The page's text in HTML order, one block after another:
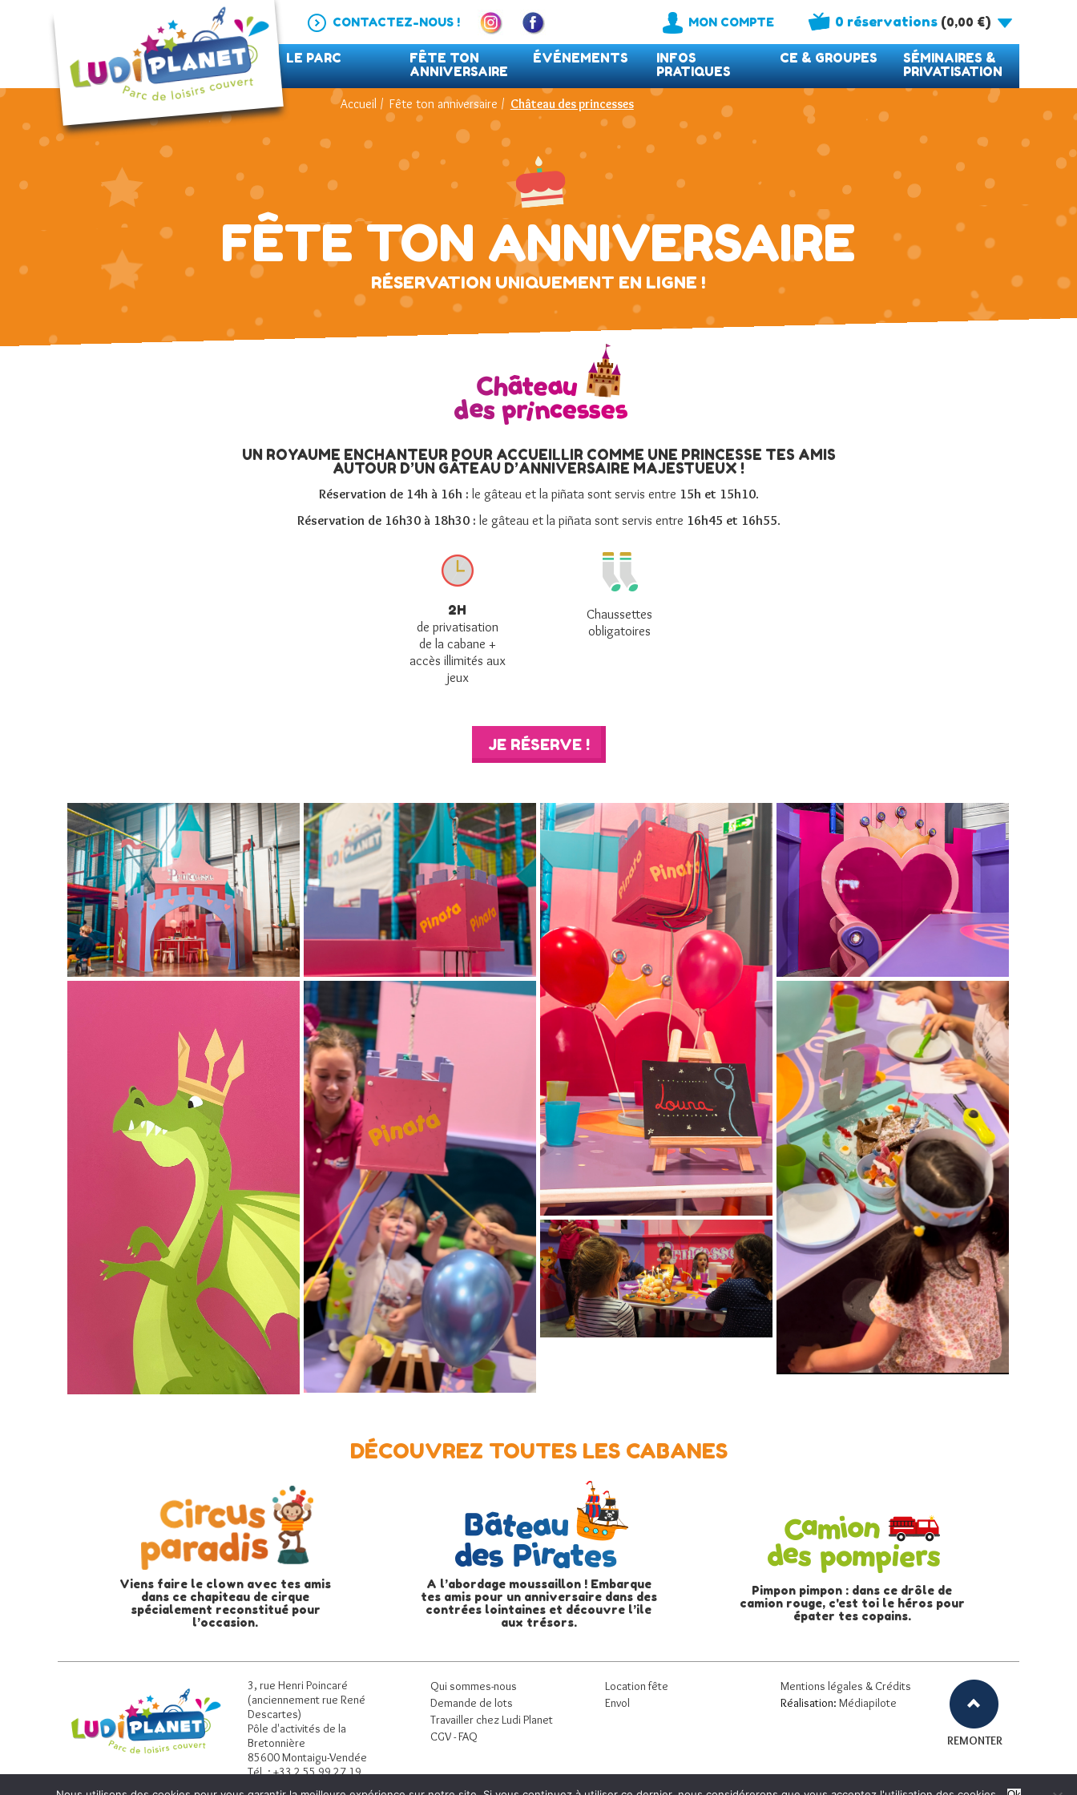
CONTACTEZ-NOUS ! 0 réservations (0,00 €)
MON COMPTE
LE PARC
FÊTE TON
ANNIVERSAIRE
ÉVÉNEMENTS
INFOS
PRATIQUES
CE & GROUPES
SÉMINAIRES &
PRIVATISATION
Accueil / Fête ton anniversaire / Château des princesses
FÊTE TON ANNIVERSAIRE
RÉSERVATION UNIQUEMENT EN LIGNE !
UN ROYAUME ENCHANTEUR POUR ACCUEILLIR COMME UNE PRINCESSE TES AMIS
AUTOUR D’UN GÂTEAU D’ANNIVERSAIRE MAJESTUEUX !
Réservation de 14h à 16h : le gâteau et la piñata sont servis entre 15h et 15h10.
Réservation de 16h30 à 18h30 : le gâteau et la piñata sont servis entre 16h45 et 16h55.
2H
de privatisation
de la cabane +
accès illimités aux
jeux
Chaussettes
obligatoires
JE RÉSERVE !
DÉCOUVREZ TOUTES LES CABANES
Viens faire le clown avec tes amis
dans ce chapiteau de cirque
spécialement reconstitué pour
l’occasion.
A l’abordage moussaillon ! Embarque
tes amis pour un anniversaire dans des
contrées lointaines et découvre l’ile
aux trésors.
Pimpon pimpon : dans ce drôle de
camion rouge, c'est toi le héros pour
épater tes copains.
3, rue Henri Poincaré
(anciennement rue René
Descartes)
Pôle d'activités de la
Bretonnière
85600 Montaigu-Vendée
Tél. : +33 2 55 99 27 19
Qui sommes-nous
Demande de lots
Travailler chez Ludi Planet
CGV -FAQ
Location fête
Envol
Mentions légales & Crédits
Réalisation: Médiapilote
REMONTER